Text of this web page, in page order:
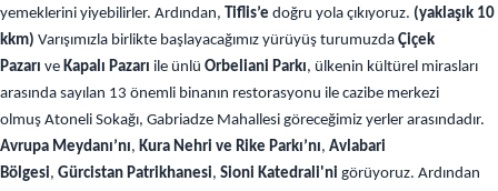
yemeklerini yiyebilirler. Ardından, Tiflis’e doğru yola çıkıyoruz. (yaklaşık 10
kkm) Varışımızla birlikte başlayacağımız yürüyüş turumuzda Çiçek
Pazarı ve Kapalı Pazarı ile ünlü Orbeliani Parkı, ülkenin kültürel mirasları
arasında sayılan 13 önemli binanın restorasyonu ile cazibe merkezi
olmuş Atoneli Sokağı, Gabriadze Mahallesi göreceğimiz yerler arasındadır.
Avrupa Meydanı’nı, Kura Nehri ve Rike Parkı’nı, Avlabari
Bölgesi, Gürcistan Patrikhanesi, Sioni Katedrali'ni görüyoruz. Ardından